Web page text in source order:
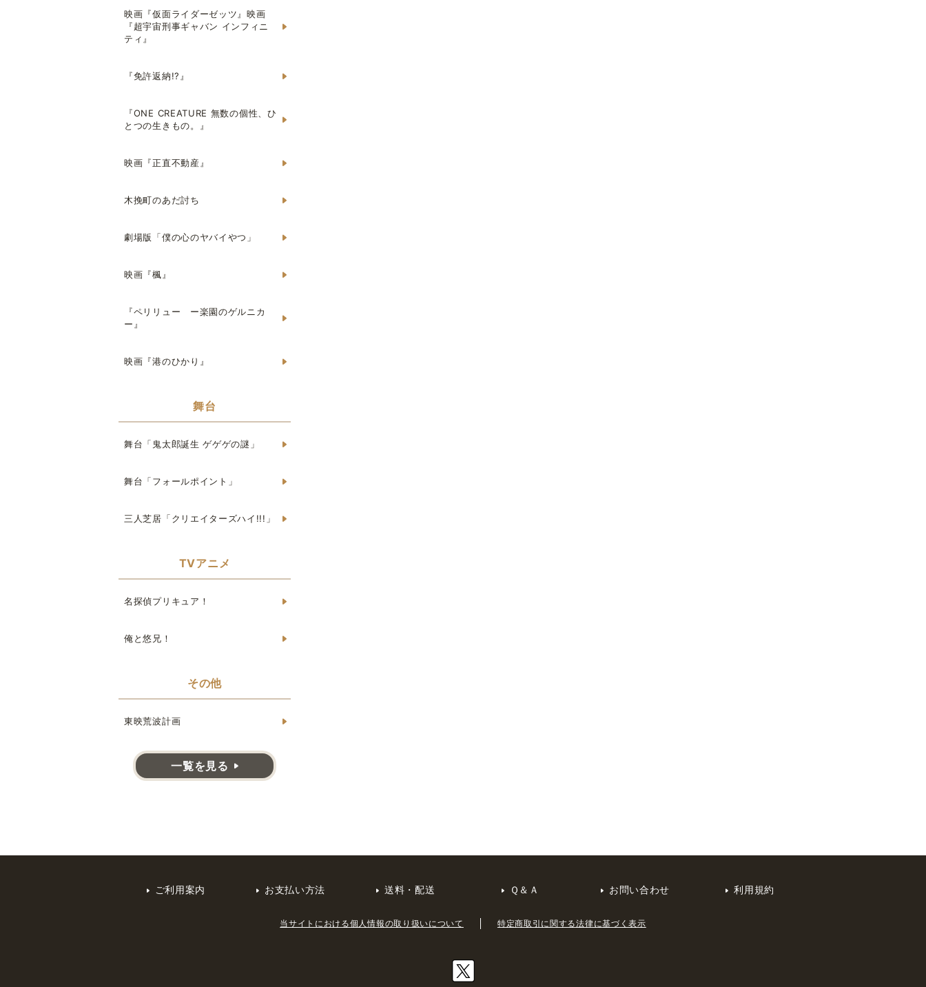
映画『仮面ライダーゼッツ』映画
『超宇宙刑事ギャバン インフィニ
ティ』
『免許返納!?』
『ONE CREATURE 無数の個性、ひ
とつの生きもの。』
映画『正直不動産』
木挽町のあだ討ち
劇場版「僕の心のヤバイやつ」
映画『楓』
『ペリリュー ー楽園のゲルニカ
ー』
映画『港のひかり』
舞台
舞台「鬼太郎誕生 ゲゲゲの謎」
舞台「フォールポイント」
三人芝居「クリエイターズハイ!!!」
TVアニメ
名探偵プリキュア！
俺と悠兄！
その他
東映荒波計画
一覧を見る
ご利用案内 お支払い方法 送料・配送 Ｑ＆Ａ お問い合わせ 利用規約
当サイトにおける個人情報の取り扱いについて 特定商取引に関する法律に基づく表示